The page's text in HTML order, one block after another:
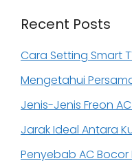
Recent Posts
Cara Setting Smart
Mengetahui
Jenis-Jenis Freon
Jarak Ideal Antara
Penyebab AC Bocor